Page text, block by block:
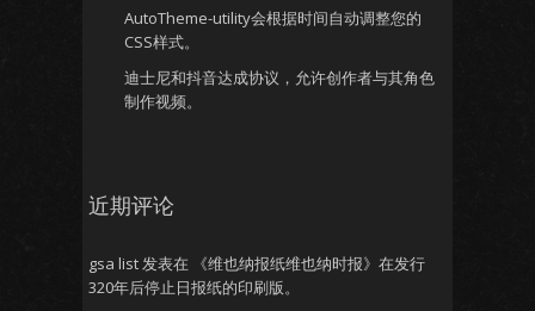
AutoTheme-utility会根据时间自动调整您的
CSS样式。
迪士尼和抖音达成协议，允许创作者与其角色
制作视频。
近期评论
gsa list发表在
《维也纳报纸维也纳时报》在发行
320年后停止日报纸的印刷版。